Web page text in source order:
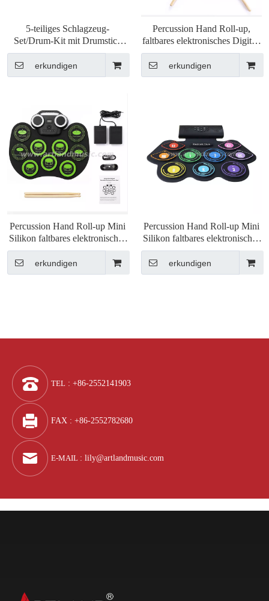
5-teiliges Schlagzeug-
Set/Drum-Kit mit Drumstick
(DR0211), hochwertig
erkundigen
Percussion Hand Roll-up,
faltbares elektronisches Digital-
Drum-Kit (ADD-601)
erkundigen
Percussion Hand Roll-up Mini
Silikon faltbares elektronisches
Digital-Drum-Kit (ADD-609)
erkundigen
Percussion Hand Roll-up Mini
Silikon faltbares elektronisches
Digital-Drum-Kit
erkundigen
TEL : +86-2552141903
FAX : +86-2552782680
E-MAIL : lily@artlandmusic.com